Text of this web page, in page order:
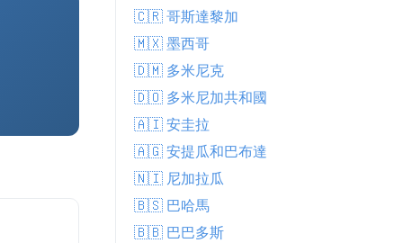
🇨🇷 哥斯達黎加
🇲🇽 墨西哥
🇩🇲 多米尼克
🇩🇴 多米尼加共和國
🇦🇮 安圭拉
🇦🇬 安提瓜和巴布達
🇳🇮 尼加拉瓜
🇧🇸 巴哈馬
🇧🇧 巴巴多斯